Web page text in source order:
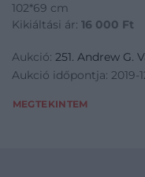
102*69 cm
Kikiáltási ár: 16 000 Ft
Aukció: 251. Andrew G.
Aukció időpontja: 2019-
MEGTEKINTEM